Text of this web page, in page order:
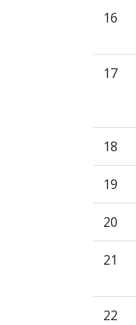
16
17
18
19
20
21
22